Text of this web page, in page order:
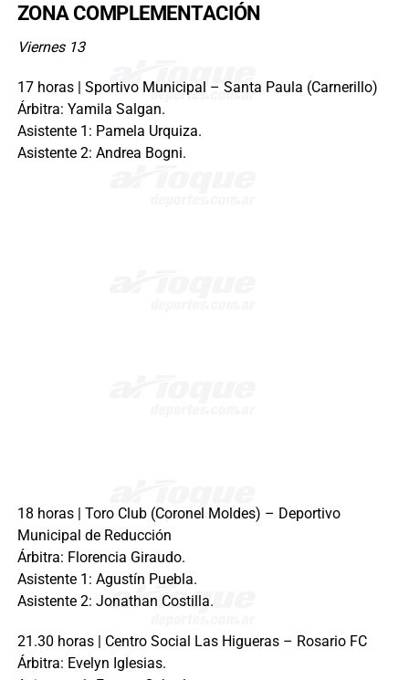
ZONA COMPLEMENTACIÓN
Viernes 13
17 horas | Sportivo Municipal – Santa Paula (Carnerillo)
Árbitra: Yamila Salgan.
Asistente 1: Pamela Urquiza.
Asistente 2: Andrea Bogni.
18 horas | Toro Club (Coronel Moldes) – Deportivo
Municipal de Reducción
Árbitra: Florencia Giraudo.
Asistente 1: Agustín Puebla.
Asistente 2: Jonathan Costilla.
21.30 horas | Centro Social Las Higueras – Rosario FC
Árbitra: Evelyn Iglesias.